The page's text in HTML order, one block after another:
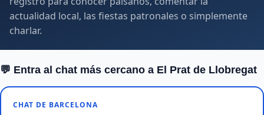
actualidad local, las fiestas patronales o simplemente
charlar.
💬 Entra al chat más cercano a El Prat de Llobregat
CHAT DE BARCELONA